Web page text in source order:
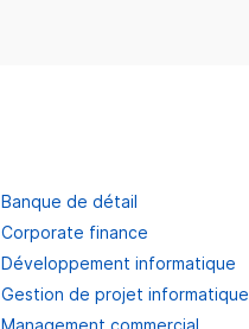
Banque de détail
Corporate finance
Développement informatique
Gestion de projet informatique
Management commercial